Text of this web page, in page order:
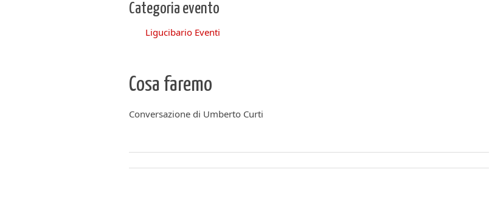
Categoria evento
Ligucibario Eventi
Cosa faremo
Conversazione di Umberto Curti